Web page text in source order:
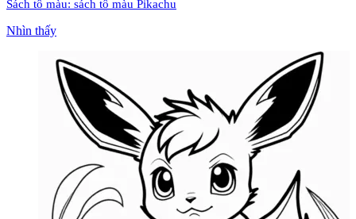
Sách tô màu: sách tô màu Pikachu
Nhìn thấy